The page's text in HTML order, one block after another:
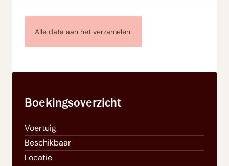
Alle data aan het verzamelen.
Boekingsoverzicht
Voertuig
Beschikbaar
Locatie